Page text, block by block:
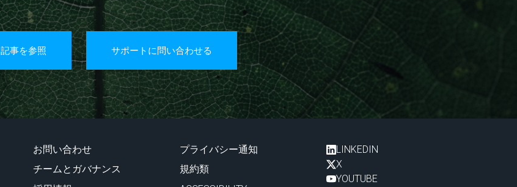
記事を参照 サポートに問い合わせる
お問い合わせ
チームとガバナンス
プライバシー通知
規約類
LINKEDIN
X
YOUTUBE